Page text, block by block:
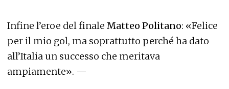
Infine l’eroe del finale Matteo Politano: «Felice
per il mio gol, ma soprattutto perché ha dato
all’Italia un successo che meritava
ampiamente». —